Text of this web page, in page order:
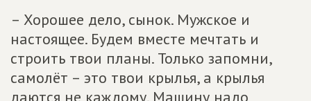
– Хорошее дело, сынок. Мужское и
настоящее. Будем вместе мечтать и
строить твои планы. Только запомни,
самолёт – это твои крылья, а крылья
даются не каждому. Машину надо